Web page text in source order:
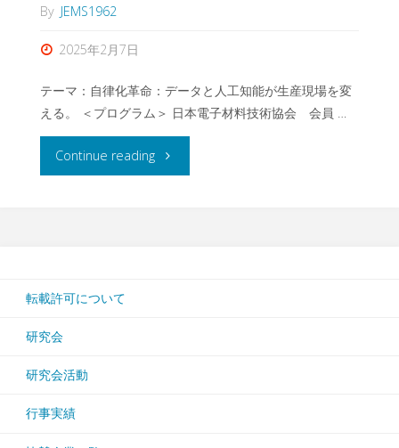
By JEMS1962
2025年2月7日
テーマ：自律化革命：データと人工知能が生産現場を変
える。 ＜プログラム＞ 日本電子材料技術協会 会員 …
Continue reading"セ
転載許可について
研究会
研究会活動
行事実績